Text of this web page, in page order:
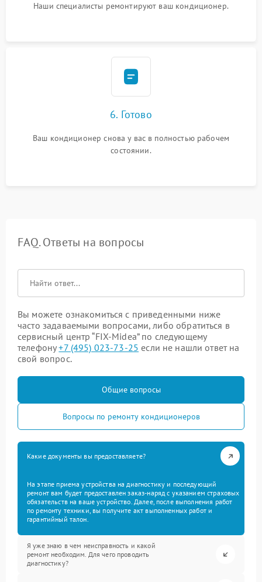
Наши специалисты ремонтируют ваш кондиционер.
6. Готово
Ваш кондиционер снова у вас в полностью рабочем
состоянии.
FAQ. Ответы на вопросы
Вы можете ознакомиться с приведенными ниже
часто задаваемыми вопросами, либо обратиться в
сервисный центр “FIX-Midea” по следующему
телефону+7 (495) 023-73-25 если не нашли ответ на
свой вопрос.
Общие вопросы
Вопросы по ремонту кондиционеров
Какие документы вы предоставляете?
На этапе приема устройства на диагностику и последующий
ремонт вам будет предоставлен заказ-наряд с указанием страховых
обязательств на ваше устройство. Далее, после выполнения работ
по ремонту техники, вы получите акт выполненных работ и
гарантийный талон.
Я уже знаю в чем неисправность и какой
ремонт необходим. Для чего проводить
диагностику?